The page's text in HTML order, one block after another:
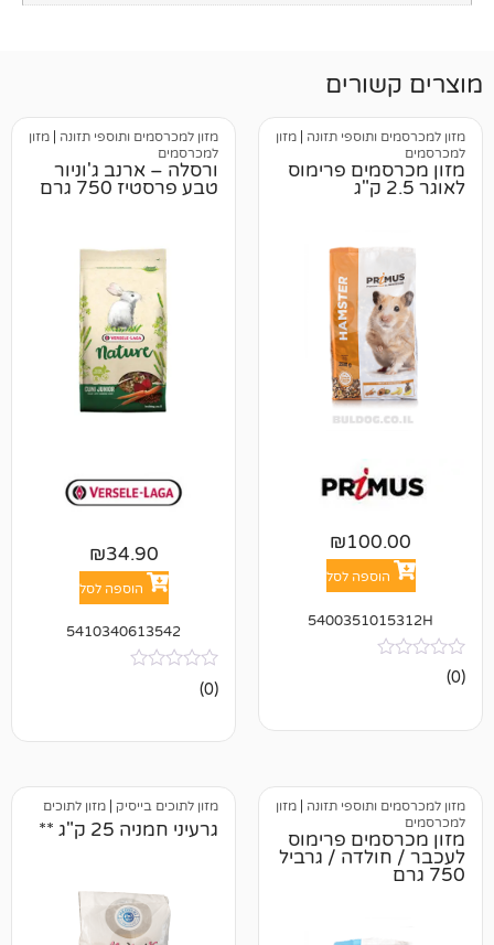
תזונה|מזון
פרימוס
מזון למכרסמים ותוספי תזונה|מזון
ורסלה – ארנב ג'וניור
תזונה|מזון
פרימוס
/ גרביל
מזון לתוכים בייסיק מזון לתוכים
גרעיני חמניה 25 ק"ג **